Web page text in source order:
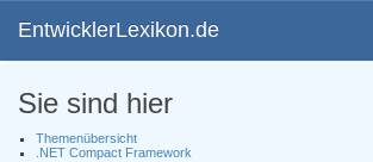
EntwicklerLexikon.de
Sie sind hier
Themenübersicht
.NET Compact Framework